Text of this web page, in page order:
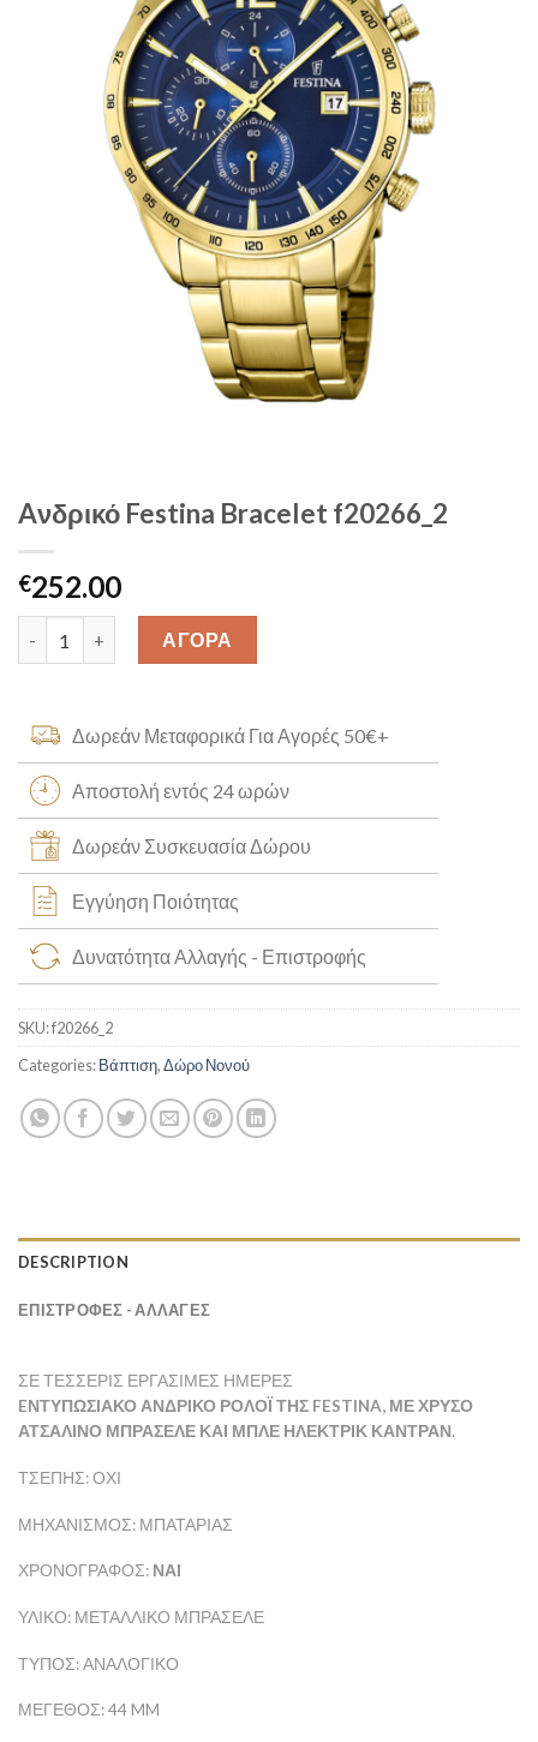
Aνδρικό Festina Bracelet f20266_2
€252.00
Aνδρικό Festina Bracelet f20266_2 quantity
ΑΓΟΡΑ
Δωρεάν Μεταφορικά Για Αγορές 50€+
Αποστολή εντός 24 ωρών
Δωρεάν Συσκευασία Δώρου
Εγγύηση Ποιότητας
Δυνατότητα Αλλαγής - Επιστροφής
SKU:f20266_2
Categories:Βάπτιση,Δώρο Νονού
DESCRIPTION
ΕΠΙΣΤΡΟΦΕΣ - ΑΛΛΑΓΕΣ
ΣΕ ΤΈΣΣΕΡΙΣ ΕΡΓΆΣΙΜΕΣ ΗΜΈΡΕΣ
EΝΤΥΠΩΣΙΑΚΌ ΑΝΔΡΙΚΌ ΡΟΛΌΙ ΤΗΣ FESTINA, ΜΕ ΧΡΥΣΌ
ΑΤΣΆΛΙΝΟ ΜΠΡΑΣΕΛΈ ΚΑΙ ΜΠΛΕ ΗΛΕΚΤΡΊΚ ΚΑΝΤΡΆΝ.
ΤΣΈΠΗΣ: ΌΧΙ
ΜΗΧΑΝΙΣΜΌΣ: ΜΠΑΤΑΡΊΑΣ
ΧΡΟΝΟΓΡΆΦΟΣ: ΝΑΙ
ΥΛΙΚΌ: ΜΕΤΑΛΛΙΚΌ ΜΠΡΑΣΕΛΈ
ΤΎΠΟΣ: ΑΝΑΛΟΓΙΚΌ
ΜΈΓΕΘΟΣ: 44 MM